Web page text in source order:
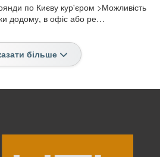
по Києву кур'єром >Можливість
додому, в офіс або ре…
більше